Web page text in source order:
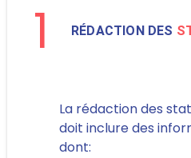
1 RÉDACTION DES
La rédaction des
doit inclure des
dont: